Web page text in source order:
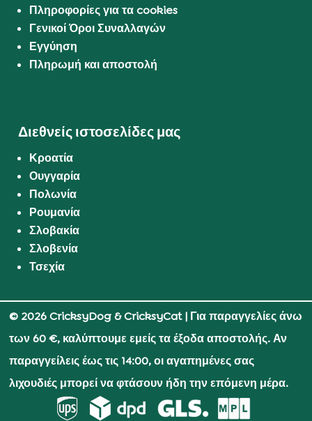
Πληροφορίες για τα cookies
Γενικοί Όροι Συναλλαγών
Εγγύηση
Πληρωμή και αποστολή
Διεθνείς ιστοσελίδες μας
Κροατία
Ουγγαρία
Πολωνία
Ρουμανία
Σλοβακία
Σλοβενία
Τσεχία
© 2026 CricksyDog & CricksyCat| Για παραγγελίες άνω
των 60 €, καλύπτουμε εμείς τα έξοδα αποστολής. Αν
παραγγείλεις έως τις 14:00, οι αγαπημένες σας
λιχουδιές μπορεί να φτάσουν ήδη την επόμενη μέρα.